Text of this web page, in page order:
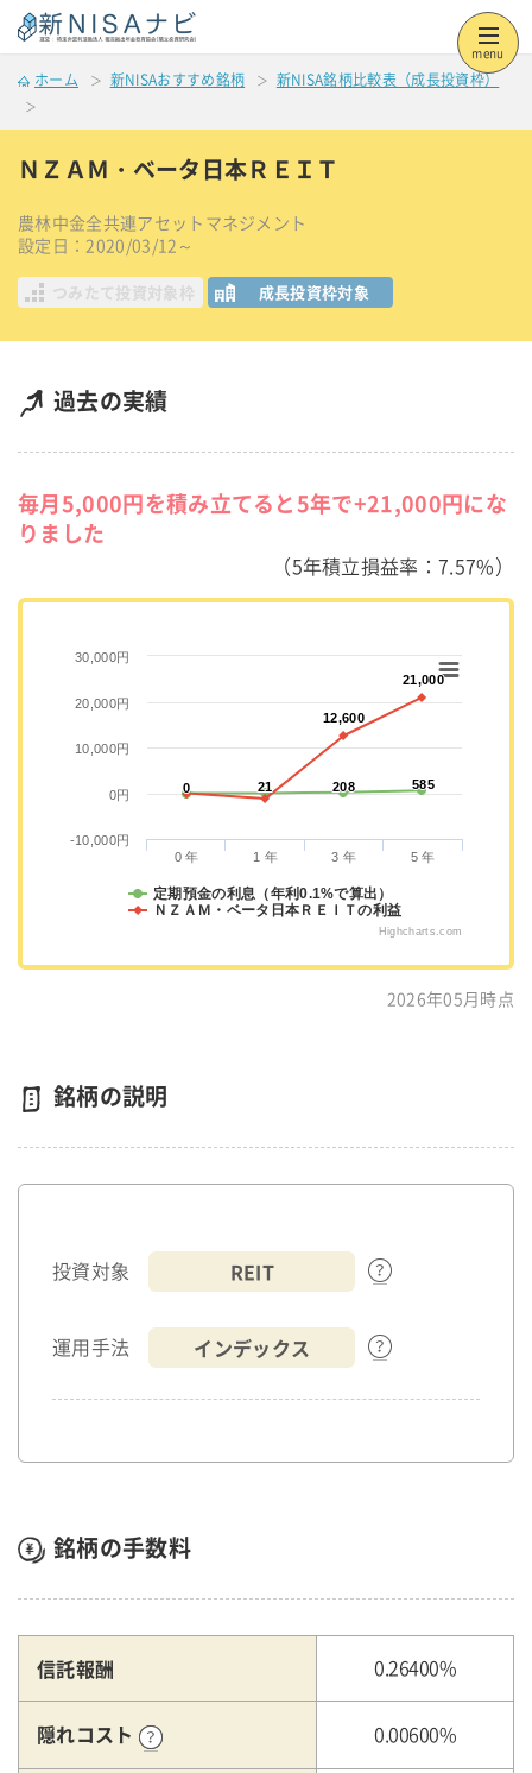
menu
ホーム 新NISAおすすめ銘柄 新NISA銘柄比較表（成長投資枠）
ＮＺＡＭ・ベータ日本ＲＥＩＴ
農林中金全共連アセットマネジメント
設定日：2020/03/12～
つみたて投資対象枠 成長投資枠対象
過去の実績
毎月5,000円を積み立てると5年で+21,000円にな
りました
（5年積立損益率：7.57%）
0
0 21
21 208
208 585
585
12,600
12,600
21,000
21,000
定期預金の利息（年利0.1%で算出）
ＮＺＡＭ・ベータ日本ＲＥＩＴの利益
0 年 1 年 3 年 5 年
-10,000円
0円
10,000円
20,000円
30,000円
Highcharts.com
2026年05月時点
銘柄の説明
投資対象 REIT
運用手法 インデックス
銘柄の手数料
信託報酬 0.26400%
隠れコスト 0.00600%